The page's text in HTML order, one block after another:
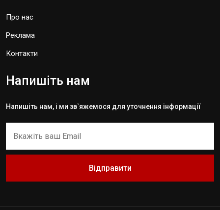
Про нас
Реклама
Контакти
Напишіть нам
Напишіть нам, і ми зв`яжемося для уточнення інформації
Відправити